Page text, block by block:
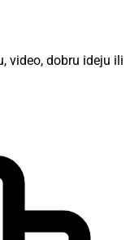
video, dobru ideju ili